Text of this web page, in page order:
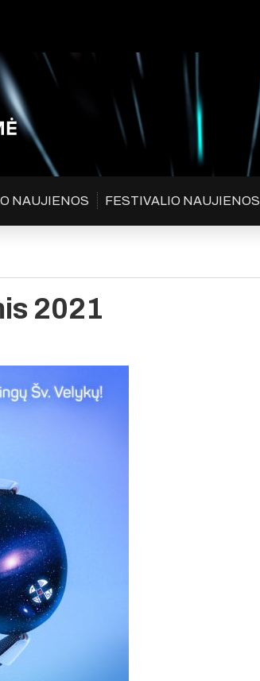
NAUJIENOS FESTIVALIO NAUJIENOS
2021